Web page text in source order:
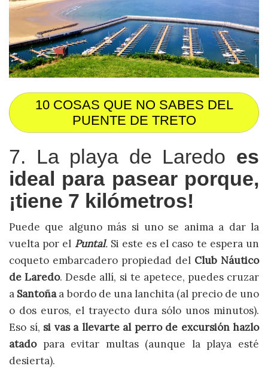
10 COSAS QUE NO SABES DEL
PUENTE DE TRETO
7. La playa de Laredo es
ideal para pasear porque,
¡tiene 7 kilómetros!
Puede que alguno más si uno se anima a dar la
vuelta por el Puntal.Si este es el caso te espera un
coqueto embarcadero propiedad del Club Náutico
de Laredo. Desde allí, si te apetece, puedes cruzar
a Santoñaa bordo de una lanchita (al precio de uno
o dos euros, el trayecto dura sólo unos minutos).
Eso sí, si vas a llevarte al perro de excursión hazlo
atadopara evitar multas (aunque la playa esté
desierta).